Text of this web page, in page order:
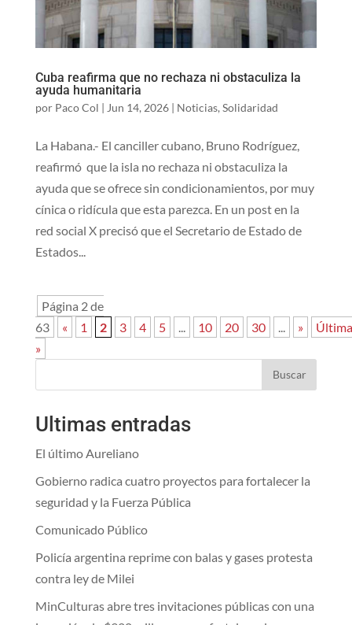
Cuba reafirma que no rechaza ni obstaculiza la
ayuda humanitaria
por Paco Col | Jun 14, 2026| Noticias, Solidaridad
La Habana.- El canciller cubano, Bruno Rodríguez,
reafirmó que la isla no rechaza ni obstaculiza la
ayuda que se ofrece sin condicionamientos, por muy
cínica o ridícula que esta parezca. En un post en la
red social X precisó que el Secretario de Estado de
Estados...
Página 2 de
63
« 1 2 3 4 5 10 20 30 »
Última
»
Buscar
Ultimas entradas
El último Aureliano
Gobierno radica cuatro proyectos para fortalecer la
seguridad y la Fuerza Pública
Comunicado Público
Policía argentina reprime con balas y gases protesta
contra ley de Milei
MinCulturas abre tres invitaciones públicas con una